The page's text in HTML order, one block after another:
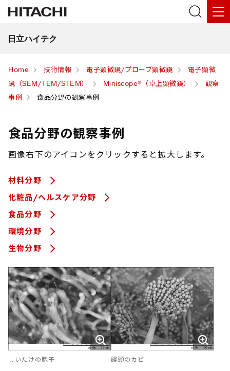
日立ハイテク
Home 技術情報 電子顕微鏡/プローブ顕微鏡
電子顕微
鏡（SEM/TEM/STEM）
Miniscope®（卓上顕微鏡）
観察
事例
食品分野の観察事例
食品分野の観察事例
画像右下のアイコンをクリックすると拡大します。
材料分野
化粧品/ヘルスケア分野
食品分野
環境分野
生物分野
しいたけの胞子 饅頭のカビ